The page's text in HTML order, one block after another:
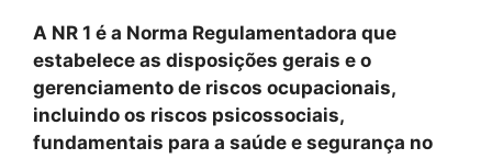
A NR 1 é a Norma Regulamentadora que
estabelece as disposições gerais e o
gerenciamento de riscos ocupacionais,
incluindo os riscos psicossociais,
fundamentais para a saúde e segurança no